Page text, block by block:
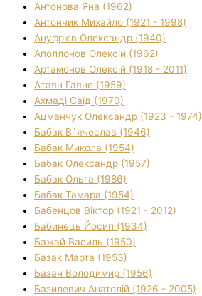
Антонова Яна (1962)
Антончик Михайло (1921 - 1998)
Ануфрієв Олександр (1940)
Аполлонов Олексій (1962)
Артамонов Олексій (1918 - 2011)
Атаян Гаяне (1959)
Ахмаді Саїд (1970)
Ацманчук Олександр (1923 - 1974)
Бабак В`ячеслав (1946)
Бабак Микола (1954)
Бабак Олександр (1957)
Бабак Ольга (1986)
Бабак Тамара (1954)
Бабенцов Віктор (1921 - 2012)
Бабинець Йосип (1934)
Бажай Василь (1950)
Базак Марта (1953)
Базан Володимир (1956)
Базилевич Анатолій (1926 - 2005)